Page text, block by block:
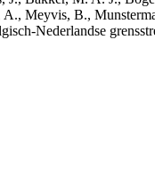
Meyvis, B.,
Nederlandse